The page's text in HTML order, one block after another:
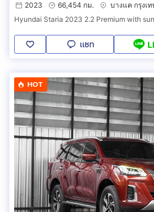
2023
66,454 กม.
บางแค กรุงเ
Hyundai Staria 2023 2.2 Premium with
แชท
HOT